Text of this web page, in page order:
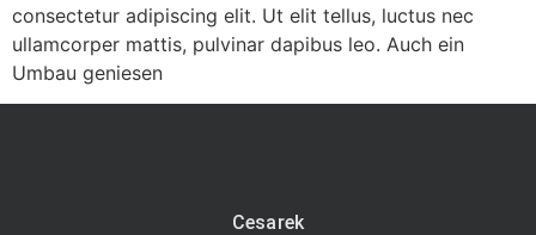
consectetur adipiscing elit. Ut elit tellus, luctus nec
ullamcorper mattis, pulvinar dapibus leo. Auch ein
Umbau geniesen
Cesarek